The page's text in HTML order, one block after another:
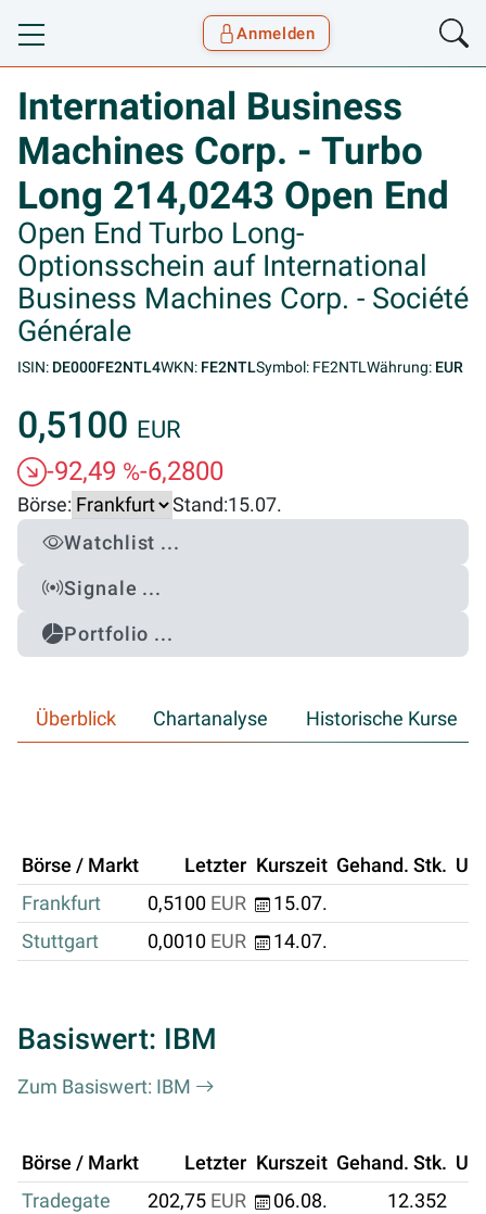
Toggle navigation
Anmelden
International Business
Machines Corp. - Turbo
Long 214,0243 Open End
Open End Turbo Long-
Optionsschein auf International
Business Machines Corp. - Société
Générale
ISIN: DE000FE2NTL4WKN: FE2NTLSymbol: FE2NTL Währung: EUR
0,5100 EUR
-92,49 %-6,2800
Börse: Stand:15.07.
Watchlist ...
Signale ...
Portfolio ...
Überblick Chartanalyse Historische Kurse
Börse / Markt Letzter Kurszeit Gehand. Stk.
Frankfurt
0,5100 EUR
15.07.
Stuttgart
0,0010 EUR 14.07.
Basiswert: IBM
Zum Basiswert: IBM
Börse / Markt Letzter Kurszeit Gehand. Stk.
Tradegate
202,75 EUR 06.08. 12.352